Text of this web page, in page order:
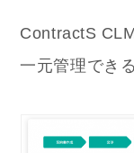
ContractS
一元管理でき